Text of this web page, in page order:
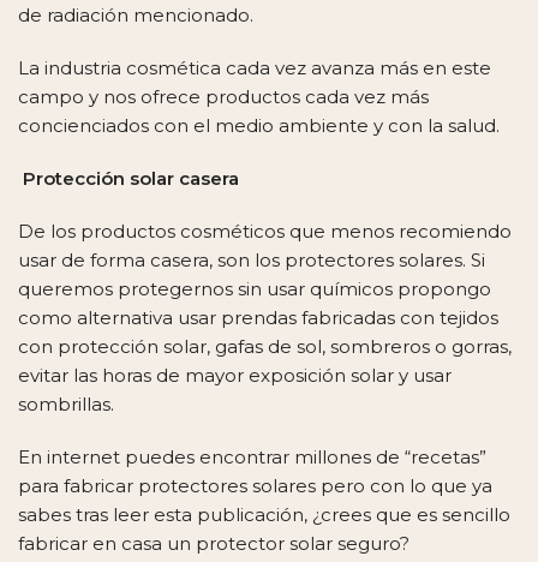
de radiación mencionado.
La industria cosmética cada vez avanza más en este
campo y nos ofrece productos cada vez más
concienciados con el medio ambiente y con la salud.
Protección solar casera
De los productos cosméticos que menos recomiendo
usar de forma casera, son los protectores solares. Si
queremos protegernos sin usar químicos propongo
como alternativa usar prendas fabricadas con tejidos
con protección solar, gafas de sol, sombreros o gorras,
evitar las horas de mayor exposición solar y usar
sombrillas.
En internet puedes encontrar millones de “recetas”
para fabricar protectores solares pero con lo que ya
sabes tras leer esta publicación, ¿crees que es sencillo
fabricar en casa un protector solar seguro?